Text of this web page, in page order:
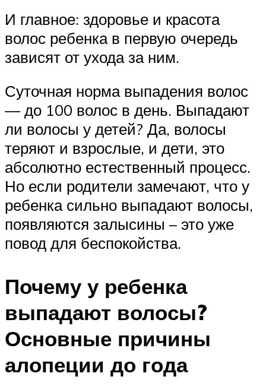
И главное: здоровье и красота
волос ребенка в первую очередь
зависят от ухода за ним.
Суточная норма выпадения волос
— до 100 волос в день. Выпадают
ли волосы у детей? Да, волосы
теряют и взрослые, и дети, это
абсолютно естественный процесс.
Но если родители замечают, что у
ребенка сильно выпадают волосы,
появляются залысины – это уже
повод для беспокойства.
Почему у ребенка
выпадают волосы?
Основные причины
алопеции до года